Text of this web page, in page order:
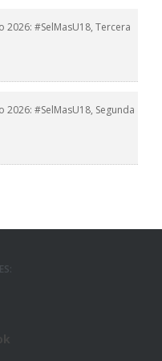
2026: #SelMasU18, Tercera
2026: #SelMasU18, Segunda